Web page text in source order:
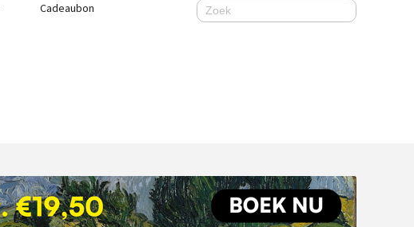
Emailadres
Nog geen account, meld jehier aan.
Cadeaubon